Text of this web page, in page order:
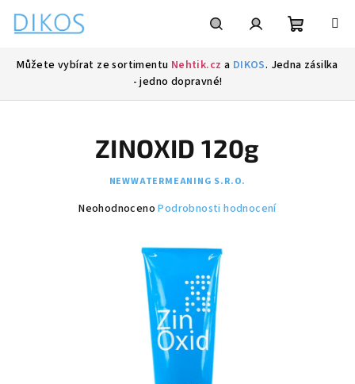
obsah
Můžete vybírat ze sortimentu Nehtik.cz a DIKOS. Jedna zásilka
- jedno dopravné!
ZINOXID 120g
NEWWATERMEANING S.R.O.
Průměrné
Neohodnoceno Podrobnosti hodnocení